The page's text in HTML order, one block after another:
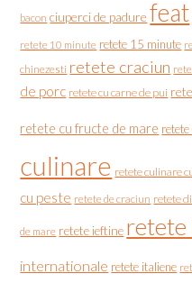
bacon ciuperci de padure feat
retete 10 minute retete 15 minute
chinezesti retete craciun
de porc retete cu carne de pui
retete cu fructe de mare
culinare retete culinare
cu peste retete de craciun retete
de mare retete ieftine retete
internationale retete italiene